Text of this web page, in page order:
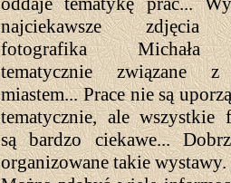
najciekawsze zdjęcia
fotografika Michała
tematycznie związane z
miastem... Prace nie są
tematycznie, ale wszystkie
są bardzo ciekawe...
organizowane takie wystawy.